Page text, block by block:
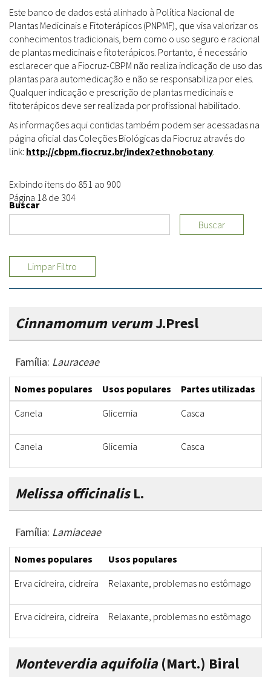
Este banco de dados está alinhado à Política Nacional de
Plantas Medicinais e Fitoterápicos (PNPMF), que visa valorizar os
conhecimentos tradicionais, bem como o uso seguro e racional
de plantas medicinais e fitoterápicos. Portanto, é necessário
esclarecer que a Fiocruz-CBPM não realiza indicação de uso das
plantas para automedicação e não se responsabiliza por eles.
Qualquer indicação e prescrição de plantas medicinais e
fitoterápicos deve ser realizada por profissional habilitado.
As informações aqui contidas também podem ser acessadas na
página oficial das Coleções Biológicas da Fiocruz através do
link: http://cbpm.fiocruz.br/index?ethnobotany.
Exibindo itens do 851 ao 900
Página 18 de 304
Buscar
Buscar
Limpar Filtro
Cinnamomum verumJ.Presl
Família: Lauraceae
Nomes populares Usos populares Partes utilizadas
Canela
Glicemia Casca
Canela Glicemia Casca
Melissa officinalisL.
Família: Lamiaceae
Nomes populares Usos populares
Erva cidreira, cidreira
Relaxante, problemas no estômago
Erva cidreira, cidreira Relaxante, problemas no estômago
Monteverdia aquifolia(Mart.) Biral